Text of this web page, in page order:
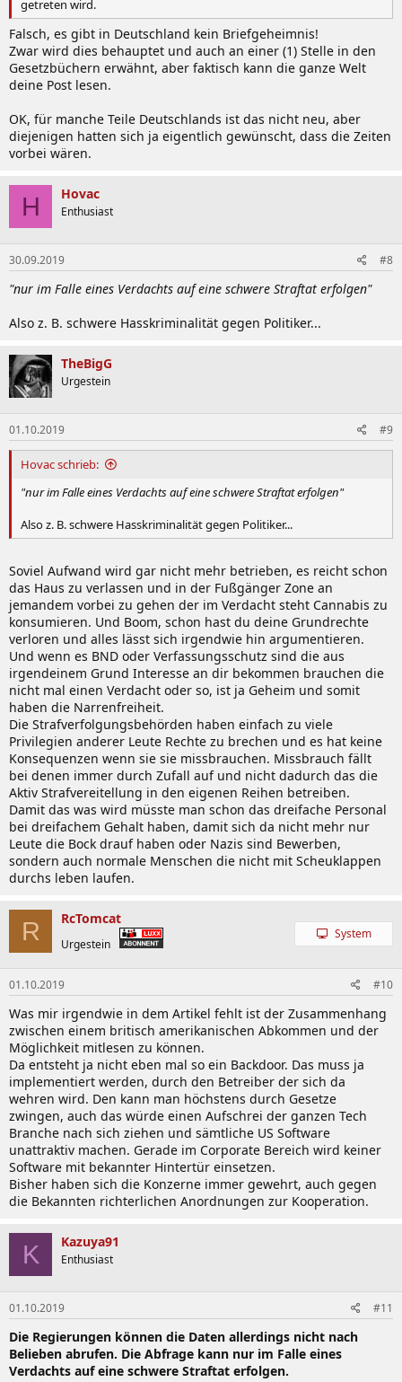
getreten wird.
Falsch, es gibt in Deutschland kein Briefgeheimnis!
Zwar wird dies behauptet und auch an einer (1) Stelle in den
Gesetzbüchern erwähnt, aber faktisch kann die ganze Welt
deine Post lesen.
OK, für manche Teile Deutschlands ist das nicht neu, aber
diejenigen hatten sich ja eigentlich gewünscht, dass die Zeiten
vorbei wären.
H Hovac
Enthusiast
30.09.2019 #8
"nur im Falle eines Verdachts auf eine schwere Straftat erfolgen"
Also z. B. schwere Hasskriminalität gegen Politiker...
TheBigG
Urgestein
01.10.2019 #9
Hovac schrieb:
"nur im Falle eines Verdachts auf eine schwere Straftat erfolgen"
Also z. B. schwere Hasskriminalität gegen Politiker...
Soviel Aufwand wird gar nicht mehr betrieben, es reicht schon
das Haus zu verlassen und in der Fußgänger Zone an
jemandem vorbei zu gehen der im Verdacht steht Cannabis zu
konsumieren. Und Boom, schon hast du deine Grundrechte
verloren und alles lässt sich irgendwie hin argumentieren.
Und wenn es BND oder Verfassungsschutz sind die aus
irgendeinem Grund Interesse an dir bekommen brauchen die
nicht mal einen Verdacht oder so, ist ja Geheim und somit
haben die Narrenfreiheit.
Die Strafverfolgungsbehörden haben einfach zu viele
Privilegien anderer Leute Rechte zu brechen und es hat keine
Konsequenzen wenn sie sie missbrauchen. Missbrauch fällt
bei denen immer durch Zufall auf und nicht dadurch das die
Aktiv Strafvereitellung in den eigenen Reihen betreiben.
Damit das was wird müsste man schon das dreifache Personal
bei dreifachem Gehalt haben, damit sich da nicht mehr nur
Leute die Bock drauf haben oder Nazis sind Bewerben,
sondern auch normale Menschen die nicht mit Scheuklappen
durchs leben laufen.
R RcTomcat
Urgestein
System
01.10.2019 #10
Was mir irgendwie in dem Artikel fehlt ist der Zusammenhang
zwischen einem britisch amerikanischen Abkommen und der
Möglichkeit mitlesen zu können.
Da entsteht ja nicht eben mal so ein Backdoor. Das muss ja
implementiert werden, durch den Betreiber der sich da
wehren wird. Den kann man höchstens durch Gesetze
zwingen, auch das würde einen Aufschrei der ganzen Tech
Branche nach sich ziehen und sämtliche US Software
unattraktiv machen. Gerade im Corporate Bereich wird keiner
Software mit bekannter Hintertür einsetzen.
Bisher haben sich die Konzerne immer gewehrt, auch gegen
die Bekannten richterlichen Anordnungen zur Kooperation.
K Kazuya91
Enthusiast
01.10.2019 #11
Die Regierungen können die Daten allerdings nicht nach
Belieben abrufen. Die Abfrage kann nur im Falle eines
Verdachts auf eine schwere Straftat erfolgen.